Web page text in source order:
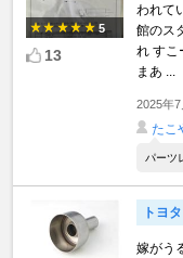
5
13
われて
館のス
れ すこ
まあ ...
2025年7
たこ
パーツ
トヨ
嫁がう